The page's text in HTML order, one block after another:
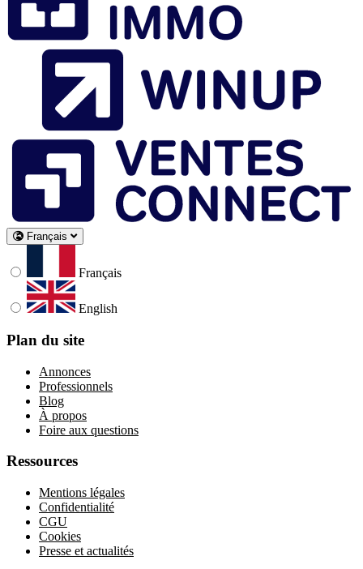
Français
Français
English
Plan du site
Annonces
Professionnels
Blog
À propos
Foire aux questions
Ressources
Mentions légales
Confidentialité
CGU
Cookies
Presse et actualités